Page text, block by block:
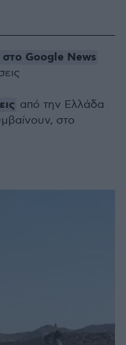
Google News
από την Ελλάδα
στο